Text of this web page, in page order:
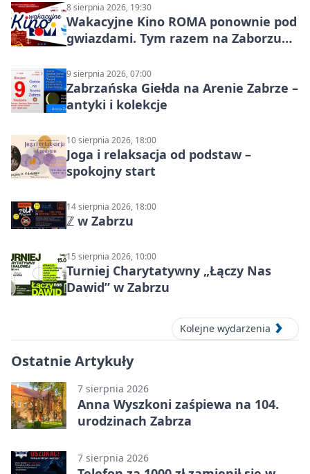
8 sierpnia 2026, 19:30
Wakacyjne Kino ROMA ponownie pod
gwiazdami. Tym razem na Zaborzu
9 sierpnia 2026, 07:00
Zabrzańska Giełda na Arenie Zabrze –
antyki i kolekcje
10 sierpnia 2026, 18:00
Joga i relaksacja od podstaw –
spokojny start
14 sierpnia 2026, 18:00
ℤ w Zabrzu
15 sierpnia 2026, 10:00
Turniej Charytatywny „Łączy Nas
Dawid” w Zabrzu
Kolejne wydarzenia
Ostatnie Artykuły
7 sierpnia 2026
Anna Wyszkoni zaśpiewa na 104.
urodzinach Zabrza
7 sierpnia 2026